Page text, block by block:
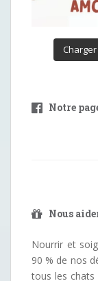
Notre
Nous
Nourrir et
90 % de nos
tous les chats